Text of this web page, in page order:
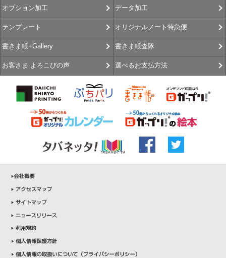
オプション加工 データ加工
テンプレート オリジナルノート特急便
書きま帳+Gallery 書きま帳査隊
お客さま よろこびの声 選べるお支払方法